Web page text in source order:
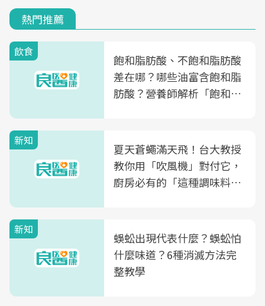
熱門推薦
飲食
飽和脂肪酸、不飽和脂肪酸
差在哪？哪些油富含飽和脂
肪酸？營養師解析「飽和脂
新知
夏天蒼蠅滿天飛！台大教授
教你用「吹風機」對付它，
廚房必有的「這種調味料」
新知
蜈蚣出現代表什麼？蜈蚣怕
什麼味道？6種消滅方法完
整教學